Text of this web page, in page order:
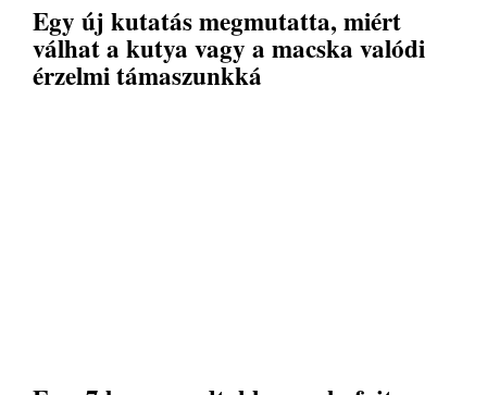
Egy új kutatás megmutatta, miért
válhat a kutya vagy a macska valódi
érzelmi támaszunkká